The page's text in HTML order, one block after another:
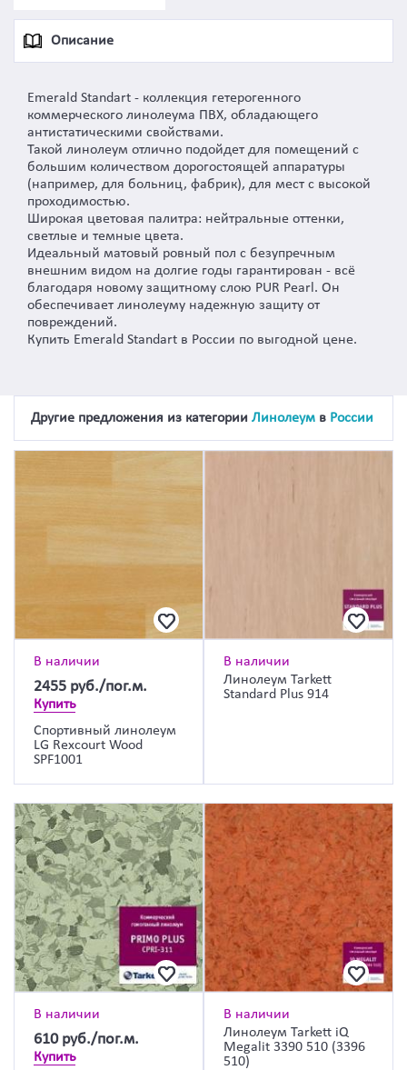
Описание
Emerald Standart - коллекция гетерогенного
коммерческого линолеума ПВХ, обладающего
антистатическими свойствами.
Такой линолеум отлично подойдет для помещений с
большим количеством дорогостоящей аппаратуры
(например, для больниц, фабрик), для мест с высокой
проходимостью.
Широкая цветовая палитра: нейтральные оттенки,
светлые и темные цвета.
Идеальный матовый ровный пол с безупречным
внешним видом на долгие годы гарантирован - всё
благодаря новому защитному слою PUR Pearl. Он
обеспечивает линолеуму надежную защиту от
повреждений.
Купить Emerald Standart в России по выгодной цене.
Другие предложения из категории Линолеум в России
В наличии
2455 руб./пог.м.
Купить
Спортивный линолеум
LG Rexcourt Wood
SPF1001
В наличии
Линолеум Tarkett
Standard Plus 914
В наличии
610 руб./пог.м.
Купить
В наличии
Линолеум Tarkett iQ
Megalit 3390 510 (3396
510)